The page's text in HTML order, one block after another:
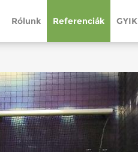
Rólunk Referenciák GYIK